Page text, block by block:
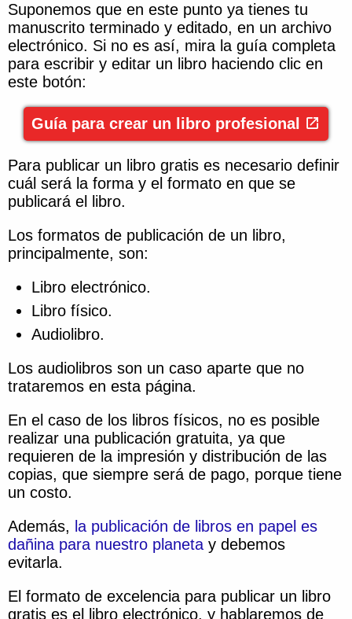
Suponemos que en este punto ya tienes tu
manuscrito terminado y editado, en un archivo
electrónico. Si no es así, mira la guía completa
para escribir y editar un libro haciendo clic en
este botón:
Guía para crear un libro profesional
Para publicar un libro gratis es necesario definir
cuál será la forma y el formato en que se
publicará el libro.
Los formatos de publicación de un libro,
principalmente, son:
Libro electrónico.
Libro físico.
Audiolibro.
Los audiolibros son un caso aparte que no
trataremos en esta página.
En el caso de los libros físicos, no es posible
realizar una publicación gratuita, ya que
requieren de la impresión y distribución de las
copias, que siempre será de pago, porque tiene
un costo.
Además, la publicación de libros en papel es
dañina para nuestro planeta y debemos
evitarla.
El formato de excelencia para publicar un libro
gratis es el libro electrónico, y hablaremos de